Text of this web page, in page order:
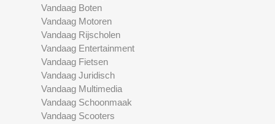
Vandaag Boten
Vandaag Motoren
Vandaag Rijscholen
Vandaag Entertainment
Vandaag Fietsen
Vandaag Juridisch
Vandaag Multimedia
Vandaag Schoonmaak
Vandaag Scooters